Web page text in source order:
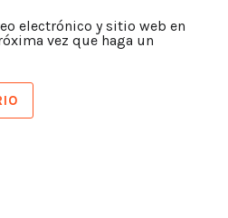
electrónico y sitio web en
vez que haga un